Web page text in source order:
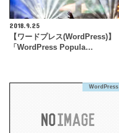
2018.9.25
【ワードプレス(WordPress)】
「WordPress Popula…
WordPress